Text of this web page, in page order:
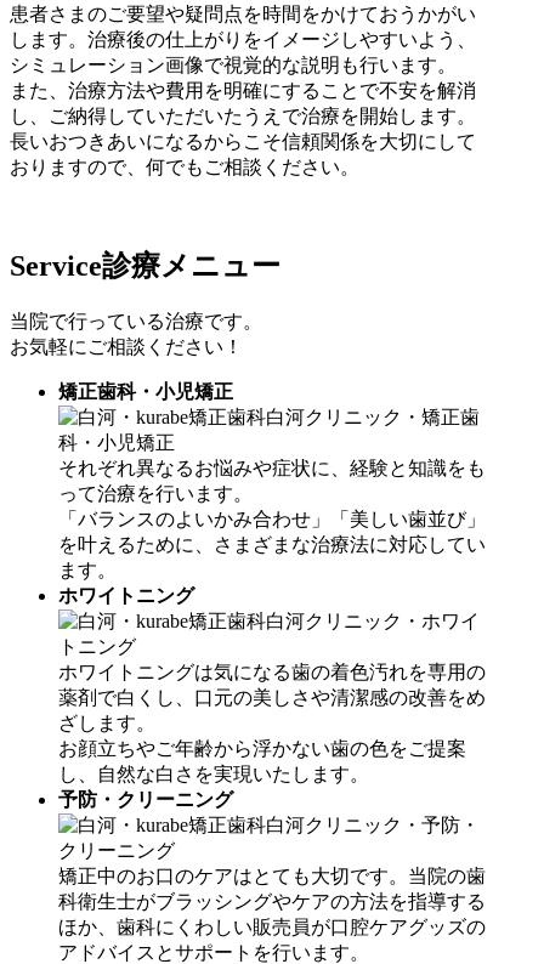
患者さまのご要望や疑問点を時間をかけておうかがい
します。治療後の仕上がりをイメージしやすいよう、
シミュレーション画像で視覚的な説明も行います。
また、治療方法や費用を明確にすることで不安を解消
し、ご納得していただいたうえで治療を開始します。
長いおつきあいになるからこそ信頼関係を大切にして
おりますので、何でもご相談ください。
Service診療メニュー
当院で行っている治療です。
お気軽にご相談ください！
矯正歯科・小児矯正
それぞれ異なるお悩みや症状に、経験と知識をも
って治療を行います。
「バランスのよいかみ合わせ」「美しい歯並び」
を叶えるために、さまざまな治療法に対応してい
ます。
ホワイトニング
ホワイトニングは気になる歯の着色汚れを専用の
薬剤で白くし、口元の美しさや清潔感の改善をめ
ざします。
お顔立ちやご年齢から浮かない歯の色をご提案
し、自然な白さを実現いたします。
予防・クリーニング
矯正中のお口のケアはとても大切です。当院の歯
科衛生士がブラッシングやケアの方法を指導する
ほか、歯科にくわしい販売員が口腔ケアグッズの
アドバイスとサポートを行います。